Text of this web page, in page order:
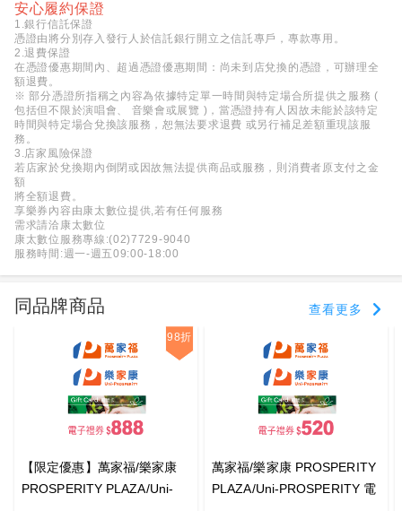
安心履約保證
1.銀行信託保證
憑證由將分別存入發行人於信託銀行開立之信託專戶，專款專用。
2.退費保證
在憑證優惠期間內、超過憑證優惠期間：尚未到店兌換的憑證，可辦理全
額退費。
※ 部分憑證所指稱之內容為依據特定單一時間與特定場合所提供之服務 (
包括但不限於演唱會、 音樂會或展覽 )，當憑證持有人因故未能於該特定
時間與特定場合兌換該服務，恕無法要求退費 或另行補足差額重現該服
務。
3.店家風險保證
若店家於兌換期內倒閉或因故無法提供商品或服務，則消費者原支付之金
額
將全額退費。
享樂券內容由康太數位提供,若有任何服務
需求請洽康太數位
康太數位服務專線:(02)7729-9040
服務時間:週一-週五09:00-18:00
同品牌商品 查看更多
98折
【限定優惠】萬家福/樂家康
PROSPERITY PLAZA/Uni-
萬家福/樂家康 PROSPERITY
PLAZA/Uni-PROSPERITY 電